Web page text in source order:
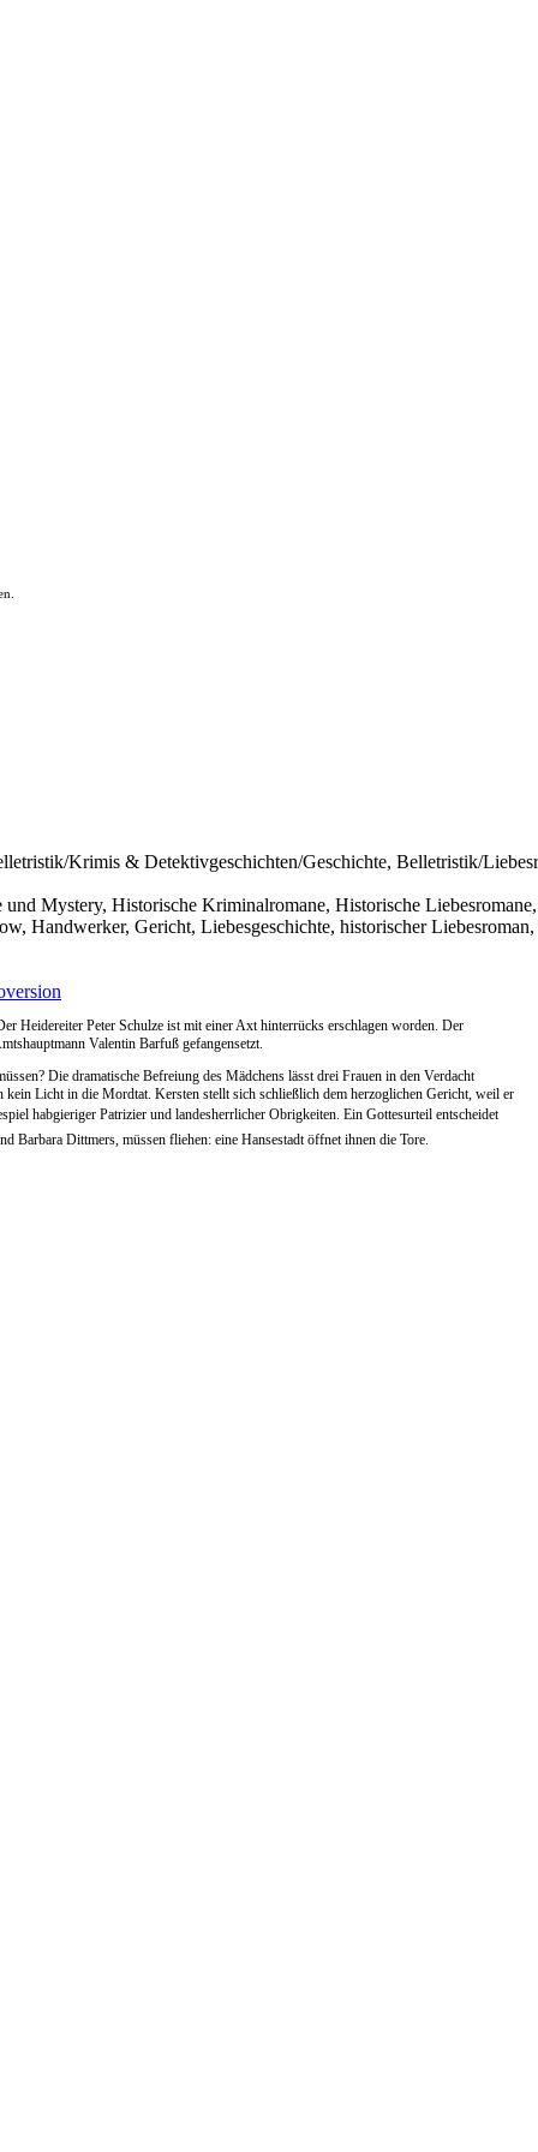
Krimis & Detektivgeschichten/Geschichte, Belletristik/
Mystery, Historische Kriminalromane, Historische
Handwerker, Gericht, Liebesgeschichte, historischer
Heidereiter Peter Schulze ist mit einer Axt hinterrücks erschlagen worden. Der
Valentin Barfuß gefangensetzt.
Die dramatische Befreiung des Mädchens lässt drei Frauen in den Verdacht
kein Licht in die Mordtat. Kersten stellt sich schließlich dem herzoglichen Gericht, weil er
habgieriger Patrizier und landesherrlicher Obrigkeiten. Ein Gottesurteil entscheidet
Barbara Dittmers, müssen fliehen: eine Hansestadt öffnet ihnen die Tore.